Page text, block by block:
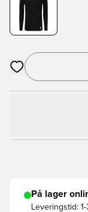
Åbner en Modal
På lager
Leveringstid: